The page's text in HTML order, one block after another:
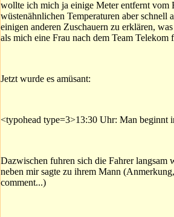
wollte ich mich ja einige Meter entfernt vom
wüstenähnlichen Temperaturen aber schnell
einigen anderen Zuschauern zu erklären,
als mich eine Frau nach dem Team
Jetzt wurde es amüsant:
<typohead type=3>13:30 Uhr: Man beginnt
Dazwischen fuhren sich die Fahrer langsam
neben mir sagte zu ihrem Mann
comment...)